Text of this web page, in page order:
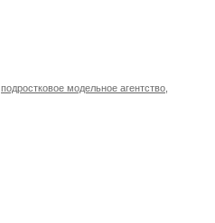
подростковое модельное агентство